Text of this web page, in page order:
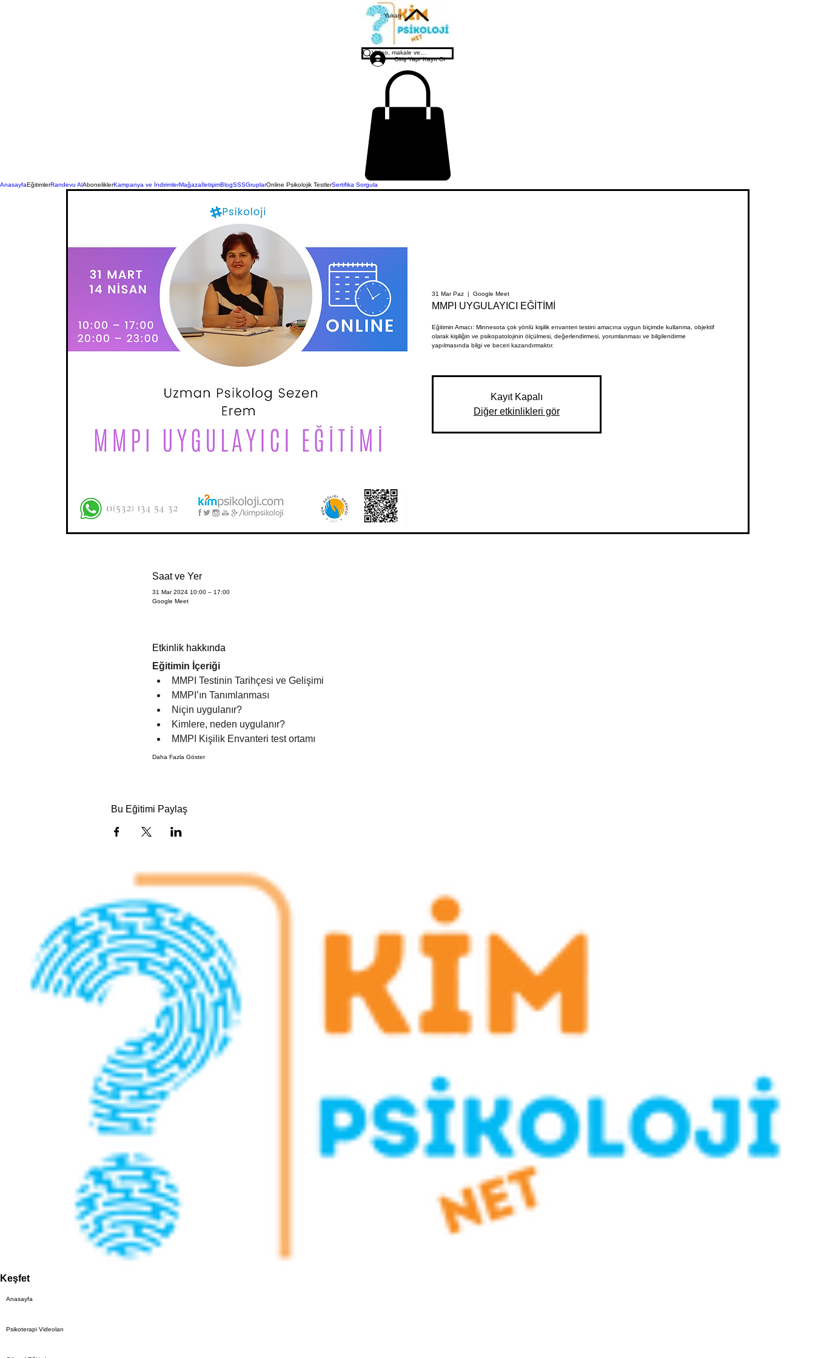
Giriş Yap/ Kayıt Ol
AnasayfaEğitimlerRandevu AlAboneliklerKampanya ve İndirimlerMağazaİletişimBlogSSSGruplarOnline Psikolojik TestlerSertifika Sorgula
31 Mar Paz
  |
Google Meet
MMPI UYGULAYICI EĞİTİMİ
Eğitimin Amacı: Minnesota çok yönlü kişilik envanteri testini amacına uygun biçimde kullanma, objektif
olarak kişiliğin ve psikopatolojinin ölçülmesi, değerlendirmesi, yorumlanması ve bilgilendirme
yapılmasında bilgi ve beceri kazandırmaktır.
Kayıt Kapalı
Diğer etkinlikleri gör
Saat ve Yer
31 Mar 2024 10:00 – 17:00
Google Meet
Etkinlik hakkında
Eğitimin İçeriği
MMPI Testinin Tarihçesi ve Gelişimi
MMPI’ın Tanımlanması
Niçin uygulanır?
Kimlere, neden uygulanır?
MMPI Kişilik Envanteri test ortamı
Daha Fazla Göster
Bu Eğitimi Paylaş
Yukarı
Keşfet
Anasayfa
Psikoterapi Videoları